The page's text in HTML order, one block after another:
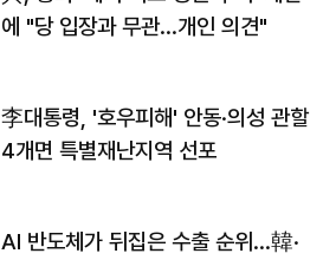
에 "당 입장과 무관…개인 의견"
李대통령, '호우피해' 안동·의성 관할
4개면 특별재난지역 선포
AI 반도체가 뒤집은 수출 순위…韓·